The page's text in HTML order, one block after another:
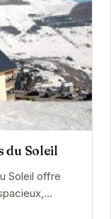
du Soleil
Soleil offre
du